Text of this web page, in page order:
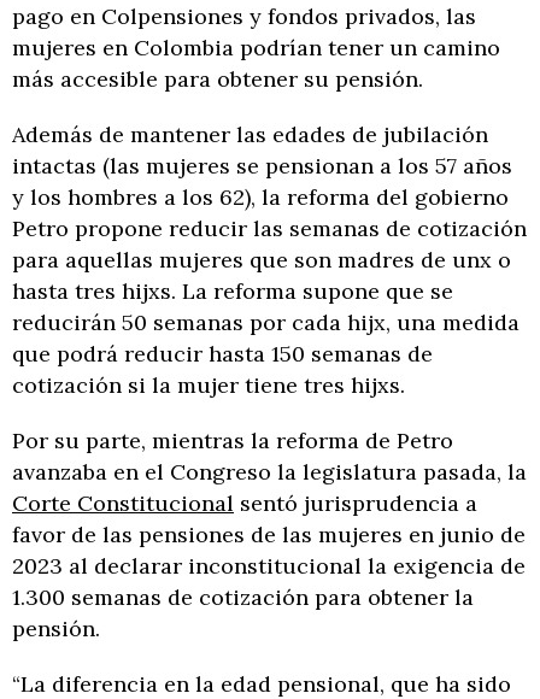
pago en Colpensiones y fondos privados, las
mujeres en Colombia podrían tener un camino
más accesible para obtener su pensión.
Además de mantener las edades de jubilación
intactas (las mujeres se pensionan a los 57 años
y los hombres a los 62), la reforma del gobierno
Petro propone reducir las semanas de cotización
para aquellas mujeres que son madres de unx o
hasta tres hijxs. La reforma supone que se
reducirán 50 semanas por cada hijx, una medida
que podrá reducir hasta 150 semanas de
cotización si la mujer tiene tres hijxs.
Por su parte, mientras la reforma de Petro
avanzaba en el Congreso la legislatura pasada, la
Corte Constitucional sentó jurisprudencia a
favor de las pensiones de las mujeres en junio de
2023 al declarar inconstitucional la exigencia de
1.300 semanas de cotización para obtener la
pensión.
“La diferencia en la edad pensional, que ha sido